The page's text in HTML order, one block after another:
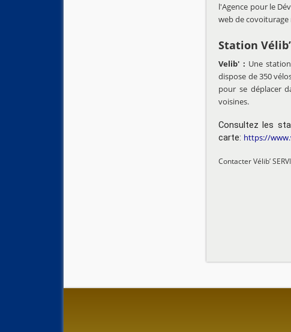
l'Agence pour le
web de
Station Vélib’
Velib' : Une
dispose de 350
pour se déplacer
voisines.
Consultez les
carte: https://
Contacter Vélib’